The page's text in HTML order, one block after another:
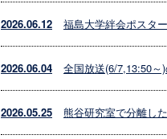
2026.06.12 福島大学絆会ポスタ
2026.06.04 全国放送(6/7,13:50～
2026.05.25 熊谷研究室で分離し